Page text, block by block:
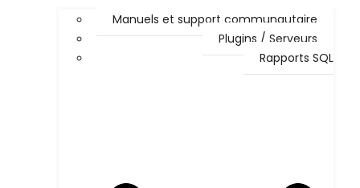
Manuels et support communautaire
Plugins / Serveurs
Rapports SQL